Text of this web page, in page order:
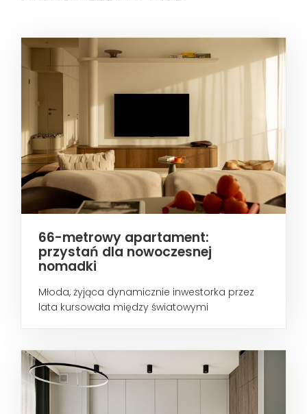
66-metrowy apartament:
przystań dla nowoczesnej
nomadki
Młoda, żyjąca dynamicznie inwestorka przez
lata kursowała między światowymi